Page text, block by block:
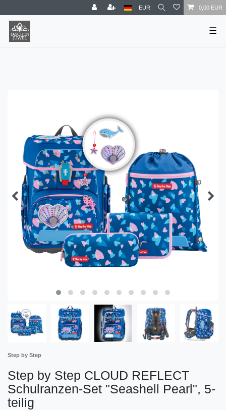
EUR 0,00 EUR
☰
Step by Step
Step by Step CLOUD REFLECT
Schulranzen-Set "Seashell Pearl", 5-
teilig